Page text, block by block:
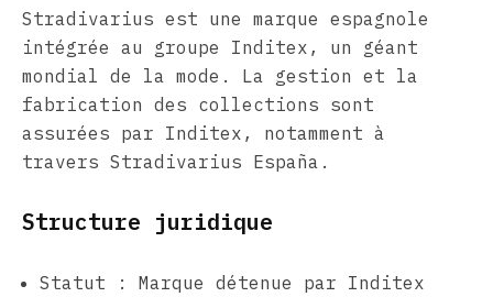
Stradivarius est une marque espagnole
intégrée au groupe Inditex, un géant
mondial de la mode. La gestion et la
fabrication des collections sont
assurées par Inditex, notamment à
travers Stradivarius España.
Structure juridique
Statut : Marque détenue par Inditex